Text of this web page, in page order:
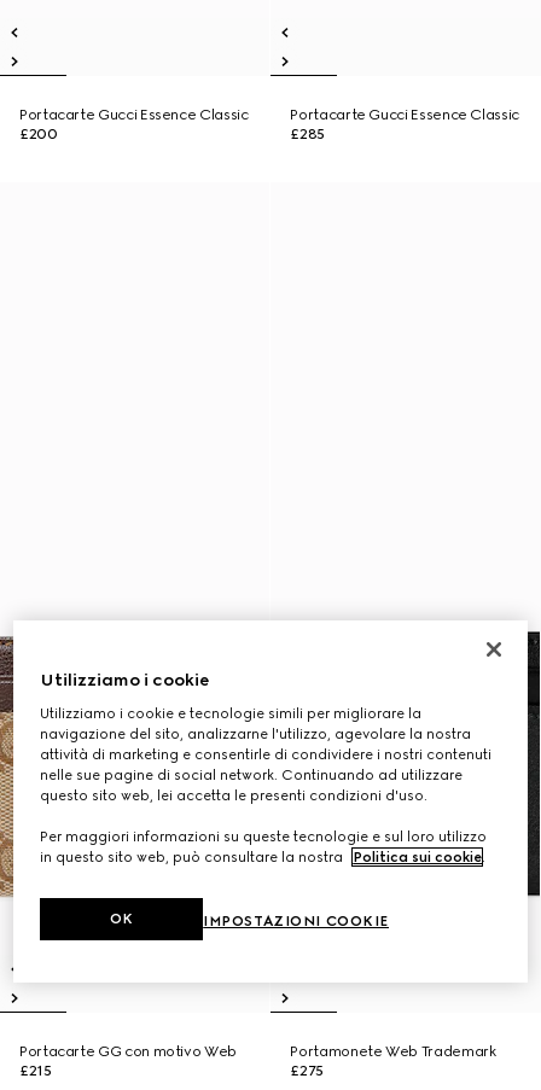
Portacarte Gucci Essence Classic
£200
Portacarte Gucci Essence Classic
£285
Portacarte GG con motivo Web
£215
Portamonete Web Trademark
£275
Utilizziamo i cookie
Utilizziamo i cookie e tecnologie simili per migliorare la
navigazione del sito, analizzarne l'utilizzo, agevolare la nostra
attività di marketing e consentirle di condividere i nostri contenuti
nelle sue pagine di social network. Continuando ad utilizzare
questo sito web, lei accetta le presenti condizioni d'uso.
Per maggiori informazioni su queste tecnologie e sul loro utilizzo
in questo sito web, può consultare la nostra
Politica sui cookie.
IMPOSTAZIONI COOKIE
OK